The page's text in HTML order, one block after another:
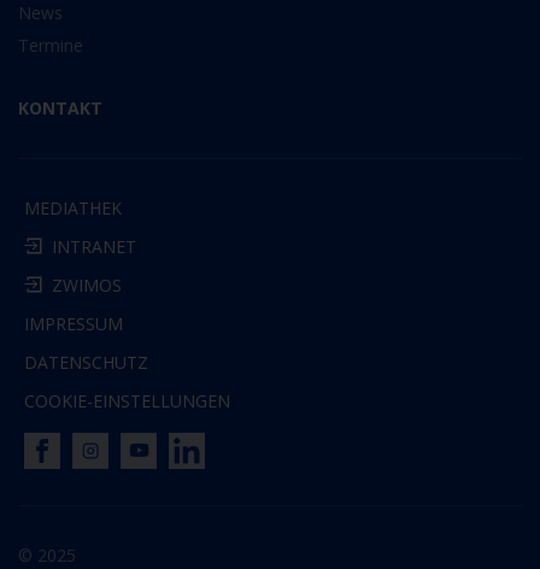
News
Termine
KONTAKT
MEDIATHEK
INTRANET
ZWIMOS
IMPRESSUM
DATENSCHUTZ
COOKIE-EINSTELLUNGEN
© 2025